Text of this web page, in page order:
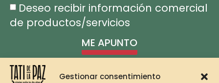
Gestionar consentimiento
Deseo recibir información comercial
de productos/servicios
ME APUNTO